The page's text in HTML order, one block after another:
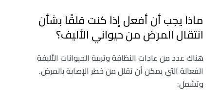
ماذا يجب أن أفعل إذا كنت قلقًا بشأن
انتقال المرض من حيواني الأليف؟
هناك عدد من عادات النظافة وتربية الحيوانات الأليفة
الفعالة التي يمكن أن تقلل من خطر الإصابة بالمرض.
وتشمل: